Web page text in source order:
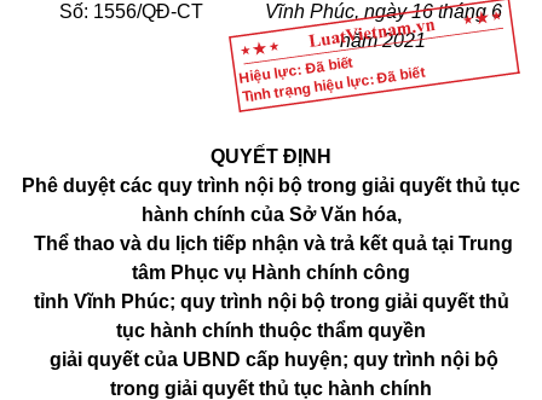
Hiệu lực: Đã biết
Tình trạng hiệu lực: Đã biết
Số: 1556/QĐ-CT
Vĩnh Phúc, ngày 16 tháng 6
năm 2021
QUYẾT ĐỊNH
Phê duyệt các quy trình nội bộ trong giải quyết thủ tục
hành chính của Sở Văn hóa,
Thể thao và du lịch tiếp nhận và trả kết quả tại Trung
tâm Phục vụ Hành chính công
tỉnh Vĩnh Phúc; quy trình nội bộ trong giải quyết thủ
tục hành chính thuộc thẩm quyền
giải quyết của UBND cấp huyện; quy trình nội bộ
trong giải quyết thủ tục hành chính